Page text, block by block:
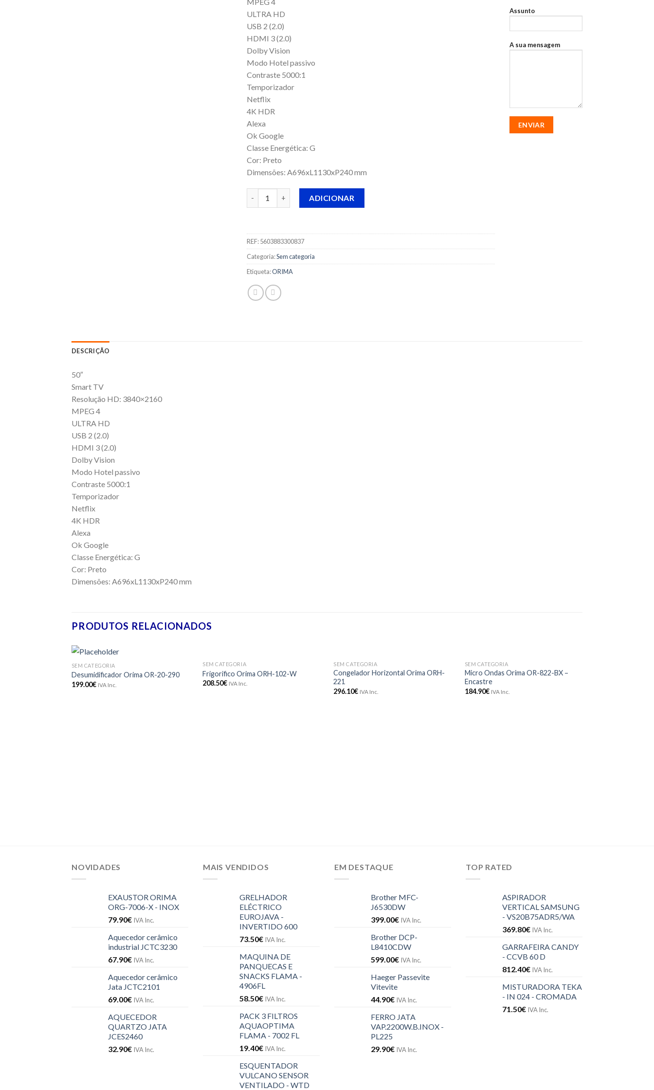
ULTRA HD
USB 2 (2.0)
HDMI 3 (2.0)
Dolby Vision
Modo Hotel passivo
Contraste 5000:1
Temporizador
Netflix
4K HDR
Alexa
Ok Google
Classe Energética: G
Cor: Preto
Dimensões: A696xL1130xP240 mm
ADICIONAR
REF:5603883300837
Categoria:Sem categoria
Etiqueta:ORIMA
Assunto
A sua mensagem
DESCRIÇÃO
50″
Smart TV
Resolução HD: 3840×2160
MPEG 4
ULTRA HD
USB 2 (2.0)
HDMI 3 (2.0)
Dolby Vision
Modo Hotel passivo
Contraste 5000:1
Temporizador
Netflix
4K HDR
Alexa
Ok Google
Classe Energética: G
Cor: Preto
Dimensões: A696xL1130xP240 mm
PRODUTOS RELACIONADOS
Adicionar
aos meus
SEM CATEGORIA
Desumidificador Orima OR-20-290
199.00€ IVA Inc.
Adicionar
aos meus
SEM CATEGORIA
Frigorifico Orima ORH-102-W
208.50€ IVA Inc.
Adicionar
aos meus
SEM CATEGORIA
Congelador Horizontal Orima ORH-
221
296.10€ IVA Inc.
Adicionar
aos meus
SEM CATEGORIA
Micro Ondas Orima OR-822-BX –
Encastre
184.90€ IVA Inc.
NOVIDADES
EXAUSTOR ORIMA
ORG-7006-X - INOX
79.90€ IVA Inc.
Aquecedor cerâmico
industrial JCTC3230
67.90€ IVA Inc.
Aquecedor cerâmico
Jata JCTC2101
69.00€ IVA Inc.
AQUECEDOR
QUARTZO JATA
JCES2460
32.90€ IVA Inc.
MAIS VENDIDOS
GRELHADOR
ELÉCTRICO
EUROJAVA -
INVERTIDO 600
73.50€ IVA Inc.
MAQUINA DE
PANQUECAS E
SNACKS FLAMA -
4906FL
58.50€ IVA Inc.
PACK 3 FILTROS
AQUAOPTIMA
FLAMA - 7002 FL
19.40€ IVA Inc.
ESQUENTADOR
VULCANO SENSOR
VENTILADO - WTD
EM DESTAQUE
Brother MFC-
J6530DW
399.00€ IVA Inc.
Brother DCP-
L8410CDW
599.00€ IVA Inc.
Haeger Passevite
Vitevite
44.90€ IVA Inc.
FERRO JATA
VAP.2200W.B.INOX -
PL225
29.90€ IVA Inc.
TOP RATED
ASPIRADOR
VERTICAL SAMSUNG
- VS20B75ADR5/WA
369.80€ IVA Inc.
GARRAFEIRA CANDY
- CCVB 60 D
812.40€ IVA Inc.
MISTURADORA TEKA
- IN 024 - CROMADA
71.50€ IVA Inc.